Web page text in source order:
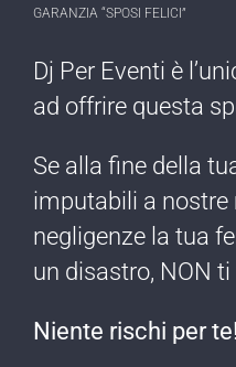
GARANZIA “SPOSI FELICI”
Dj Per Eventi è
ad offrire ​questa
Se alla fine della
imputabili a nostre
negligenze ​la tua
un disastro, NON
Niente rischi per te!​